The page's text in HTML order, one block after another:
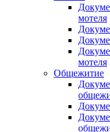
мотеля
мотеля
Общежитие